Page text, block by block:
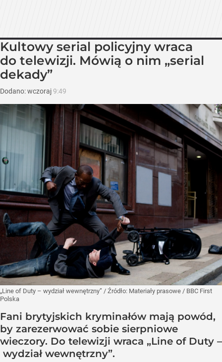
Kultowy serial policyjny wraca
do telewizji. Mówią o nim „serial
dekady”
Dodano:wczoraj 9:49
„Line of Duty – wydział wewnętrzny” / Źródło: Materiały prasowe / BBC First
Polska
Fani brytyjskich kryminałów mają powód,
by zarezerwować sobie sierpniowe
wieczory. Do telewizji wraca „Line of Duty –
wydział wewnętrzny”.